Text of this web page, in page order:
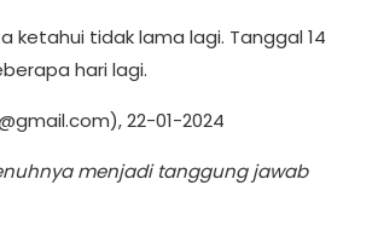
ketahui tidak lama lagi. Tanggal 14
hari lagi.
22-01-2024
menjadi tanggung jawab